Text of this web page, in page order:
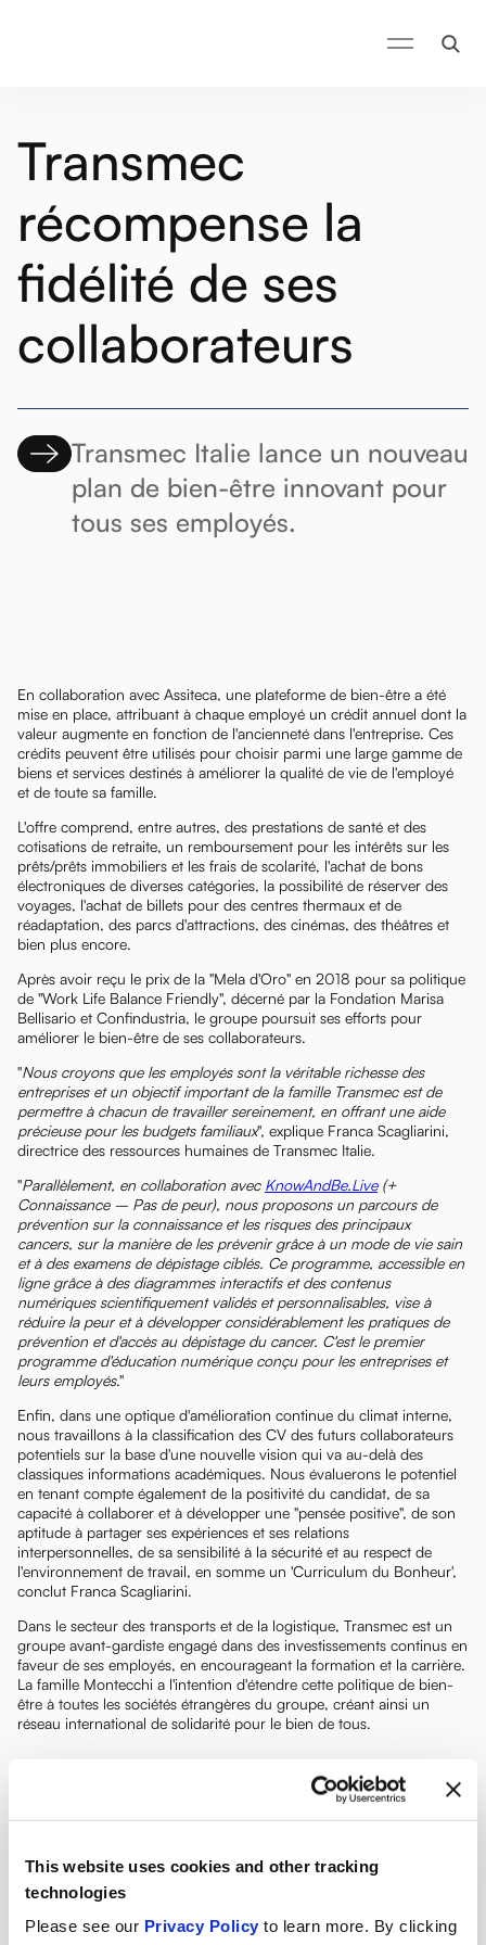
This website uses cookies and other tracking
technologies
Please see our Privacy Policy to learn more. By clicking
Transmec
récompense la
fidélité de ses
collaborateurs
Transmec Italie lance un nouveau
plan de bien-être innovant pour
tous ses employés.
En collaboration avec Assiteca, une plateforme de bien-être a été
mise en place, attribuant à chaque employé un crédit annuel dont la
valeur augmente en fonction de l'ancienneté dans l'entreprise. Ces
crédits peuvent être utilisés pour choisir parmi une large gamme de
biens et services destinés à améliorer la qualité de vie de l'employé
et de toute sa famille.
L'offre comprend, entre autres, des prestations de santé et des
cotisations de retraite, un remboursement pour les intérêts sur les
prêts/prêts immobiliers et les frais de scolarité, l'achat de bons
électroniques de diverses catégories, la possibilité de réserver des
voyages, l'achat de billets pour des centres thermaux et de
réadaptation, des parcs d'attractions, des cinémas, des théâtres et
bien plus encore.
Après avoir reçu le prix de la "Mela d'Oro" en 2018 pour sa politique
de "Work Life Balance Friendly", décerné par la Fondation Marisa
Bellisario et Confindustria, le groupe poursuit ses efforts pour
améliorer le bien-être de ses collaborateurs.
"Nous croyons que les employés sont la véritable richesse des
entreprises et un objectif important de la famille Transmec est de
permettre à chacun de travailler sereinement, en offrant une aide
précieuse pour les budgets familiaux", explique Franca Scagliarini,
directrice des ressources humaines de Transmec Italie.
"Parallèlement, en collaboration avec KnowAndBe.Live(+
Connaissance – Pas de peur), nous proposons un parcours de
prévention sur la connaissance et les risques des principaux
cancers, sur la manière de les prévenir grâce à un mode de vie sain
et à des examens de dépistage ciblés. Ce programme, accessible en
ligne grâce à des diagrammes interactifs et des contenus
numériques scientifiquement validés et personnalisables, vise à
réduire la peur et à développer considérablement les pratiques de
prévention et d'accès au dépistage du cancer. C'est le premier
programme d'éducation numérique conçu pour les entreprises et
leurs employés."
Enfin, dans une optique d'amélioration continue du climat interne,
nous travaillons à la classification des CV des futurs collaborateurs
potentiels sur la base d'une nouvelle vision qui va au-delà des
classiques informations académiques. Nous évaluerons le potentiel
en tenant compte également de la positivité du candidat, de sa
capacité à collaborer et à développer une "pensée positive", de son
aptitude à partager ses expériences et ses relations
interpersonnelles, de sa sensibilité à la sécurité et au respect de
l'environnement de travail, en somme un 'Curriculum du Bonheur',
conclut Franca Scagliarini.
Dans le secteur des transports et de la logistique, Transmec est un
groupe avant-gardiste engagé dans des investissements continus en
faveur de ses employés, en encourageant la formation et la carrière.
La famille Montecchi a l'intention d'étendre cette politique de bien-
être à toutes les sociétés étrangères du groupe, créant ainsi un
réseau international de solidarité pour le bien de tous.